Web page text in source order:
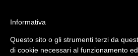
Informativa
Questo sito o gli strumenti terzi da
di cookie necessari al funzionamento